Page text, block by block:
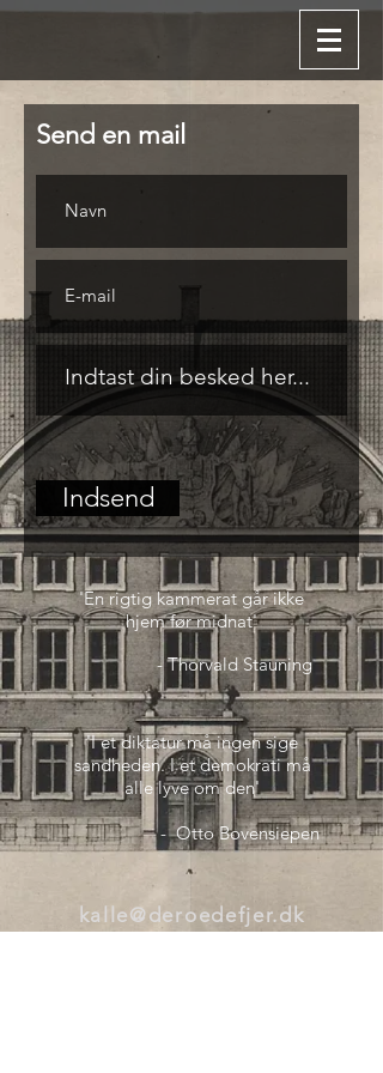
Send en mail
Indsend
'En rigtig kammerat går ikke
hjem før midnat'
- Thorvald Stauning
'I et diktatur må ingen sige
sandheden. I et demokrati må
alle lyve om den'
- Otto Bovensiepen
kalle@deroedefjer.dk